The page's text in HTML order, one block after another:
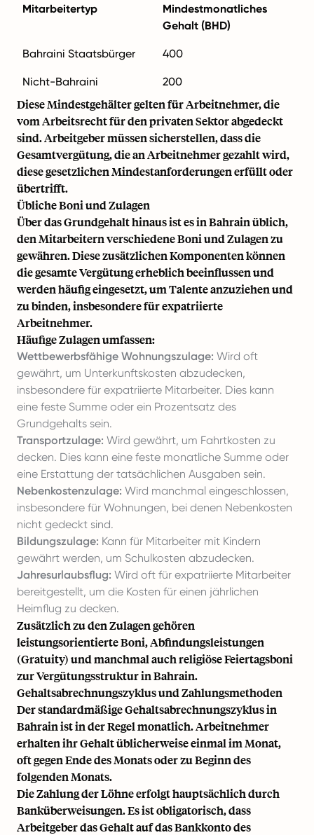
Mitarbeitertyp
Mindestmonatliches
Gehalt (BHD)
Bahraini Staatsbürger 400
Nicht-Bahraini 200
Diese Mindestgehälter gelten für Arbeitnehmer, die
vom Arbeitsrecht für den privaten Sektor abgedeckt
sind. Arbeitgeber müssen sicherstellen, dass die
Gesamtvergütung, die an Arbeitnehmer gezahlt wird,
diese gesetzlichen Mindestanforderungen erfüllt oder
übertrifft.
Übliche Boni und Zulagen
Über das Grundgehalt hinaus ist es in Bahrain üblich,
den Mitarbeitern verschiedene Boni und Zulagen zu
gewähren. Diese zusätzlichen Komponenten können
die gesamte Vergütung erheblich beeinflussen und
werden häufig eingesetzt, um Talente anzuziehen und
zu binden, insbesondere für expatriierte
Arbeitnehmer.
Häufige Zulagen umfassen:
Wettbewerbsfähige Wohnungszulage: Wird oft
gewährt, um Unterkunftskosten abzudecken,
insbesondere für expatriierte Mitarbeiter. Dies kann
eine feste Summe oder ein Prozentsatz des
Grundgehalts sein.
Transportzulage: Wird gewährt, um Fahrtkosten zu
decken. Dies kann eine feste monatliche Summe oder
eine Erstattung der tatsächlichen Ausgaben sein.
Nebenkostenzulage: Wird manchmal eingeschlossen,
insbesondere für Wohnungen, bei denen Nebenkosten
nicht gedeckt sind.
Bildungszulage: Kann für Mitarbeiter mit Kindern
gewährt werden, um Schulkosten abzudecken.
Jahresurlaubsflug: Wird oft für expatriierte Mitarbeiter
bereitgestellt, um die Kosten für einen jährlichen
Heimflug zu decken.
Zusätzlich zu den Zulagen gehören
leistungsorientierte Boni, Abfindungsleistungen
(Gratuity) und manchmal auch religiöse Feiertagsboni
zur Vergütungsstruktur in Bahrain.
Gehaltsabrechnungszyklus und Zahlungsmethoden
Der standardmäßige Gehaltsabrechnungszyklus in
Bahrain ist in der Regel monatlich. Arbeitnehmer
erhalten ihr Gehalt üblicherweise einmal im Monat,
oft gegen Ende des Monats oder zu Beginn des
folgenden Monats.
Die Zahlung der Löhne erfolgt hauptsächlich durch
Banküberweisungen. Es ist obligatorisch, dass
Arbeitgeber das Gehalt auf das Bankkonto des